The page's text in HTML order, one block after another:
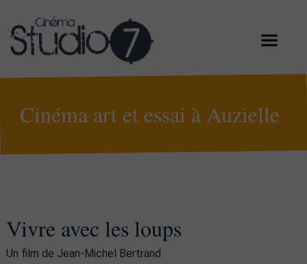
Cinéma art et essai à Auzielle
Vivre avec les loups
Un film de Jean-Michel Bertrand